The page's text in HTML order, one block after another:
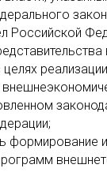
Российской
целях
формирование